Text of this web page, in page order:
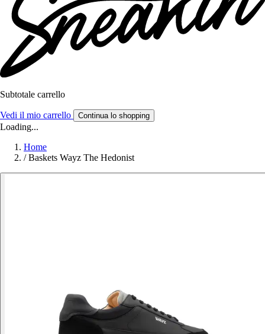
Subtotale carrello
Vedi il mio carrello Continua lo shopping
Loading...
Home
/ Baskets Wayz The Hedonist